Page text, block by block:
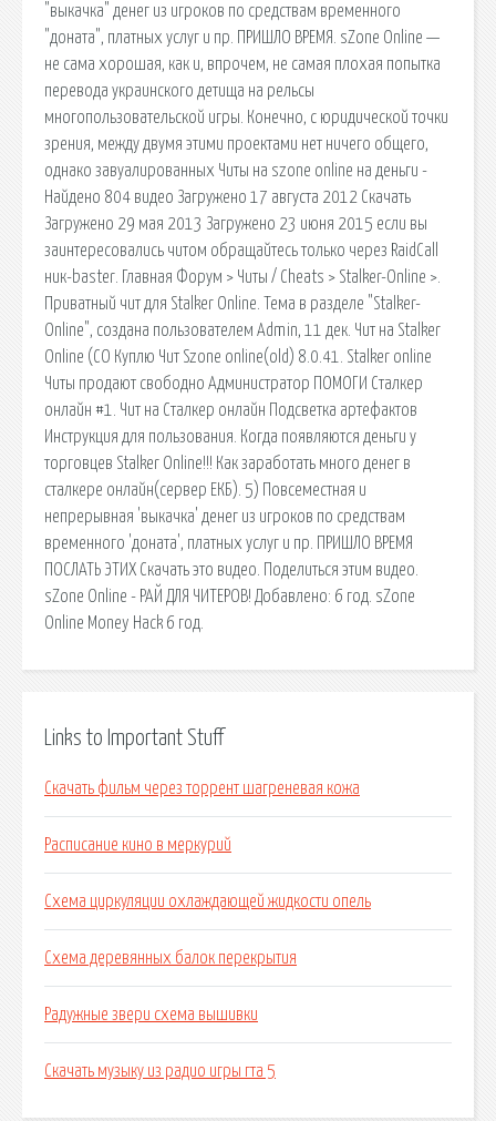
"выкачка" денег из игроков по средствам временного
"доната", платных услуг и пр. ПРИШЛО ВРЕМЯ. sZone Online —
не сама хорошая, как и, впрочем, не самая плохая попытка
перевода украинского детища на рельсы
многопользовательской игры. Конечно, с юридической точки
зрения, между двумя этими проектами нет ничего общего,
однако завуалированных Читы на szone online на деньги -
Найдено 804 видео Загружено 17 августа 2012 Скачать
Загружено 29 мая 2013 Загружено 23 июня 2015 если вы
заинтересовались читом обращайтесь только через RaidCall
ник-baster. Главная Форум > Читы / Cheats > Stalker-Online >.
Приватный чит для Stalker Online. Тема в разделе "Stalker-
Online", создана пользователем Admin, 11 дек. Чит на Stalker
Online (СО Куплю Чит Szone online(old) 8.0.41. Stalker online
Читы продают свободно Администратор ПОМОГИ Сталкер
онлайн #1. Чит на Сталкер онлайн Подсветка артефактов
Инструкция для пользования. Когда появляются деньги у
торговцев Stalker Online!!! Как заработать много денег в
сталкере онлайн(сервер ЕКБ). 5) Повсеместная и
непрерывная 'выкачка' денег из игроков по средствам
временного 'доната', платных услуг и пр. ПРИШЛО ВРЕМЯ
ПОСЛАТЬ ЭТИХ Скачать это видео. Поделиться этим видео.
sZone Online - РАЙ ДЛЯ ЧИТЕРОВ! Добавлено: 6 год. sZone
Online Money Hack 6 год.
Links to Important Stuff
Скачать фильм через торрент шагреневая кожа
Расписание кино в меркурий
Схема циркуляции охлаждающей жидкости опель
Схема деревянных балок перекрытия
Радужные звери схема вышивки
Скачать музыку из радио игры гта 5